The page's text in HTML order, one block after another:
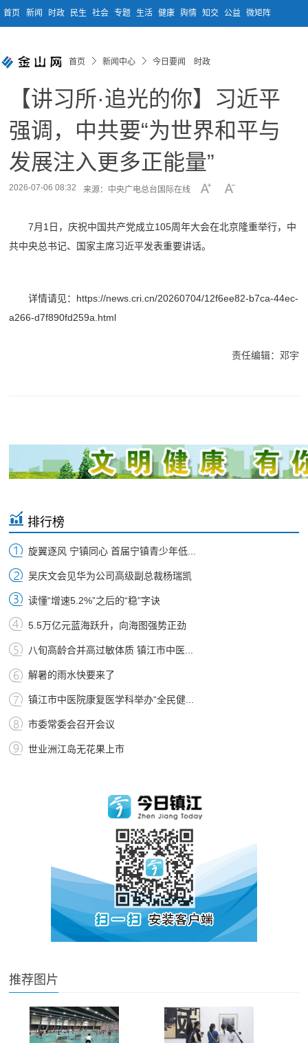
首页 新闻 时政 民生 社会 专题 生活 健康 舆情 知交 公益 微矩阵
首页 新闻中心 今日要闻 时政
【讲习所·追光的你】习近平
强调，中共要“为世界和平与
发展注入更多正能量”
2026-07-06 08:32 来源：中央广电总台国际在线
7月1日，庆祝中国共产党成立105周年大会在北京隆重举行，中
共中央总书记、国家主席习近平发表重要讲话。
详情请见：https://news.cri.cn/20260704/12f6ee82-b7ca-44ec-
a266-d7f890fd259a.html
责任编辑：邓宇
排行榜
旋翼逐风 宁镇同心 首届宁镇青少年低...
吴庆文会见华为公司高级副总裁杨瑞凯
读懂“增速5.2%”之后的“稳”字诀
5.5万亿元蓝海跃升，向海图强势正劲
八旬高龄合并高过敏体质 镇江市中医...
解暑的雨水快要来了
镇江市中医院康复医学科举办“全民健...
市委常委会召开会议
世业洲江岛无花果上市
推荐图片